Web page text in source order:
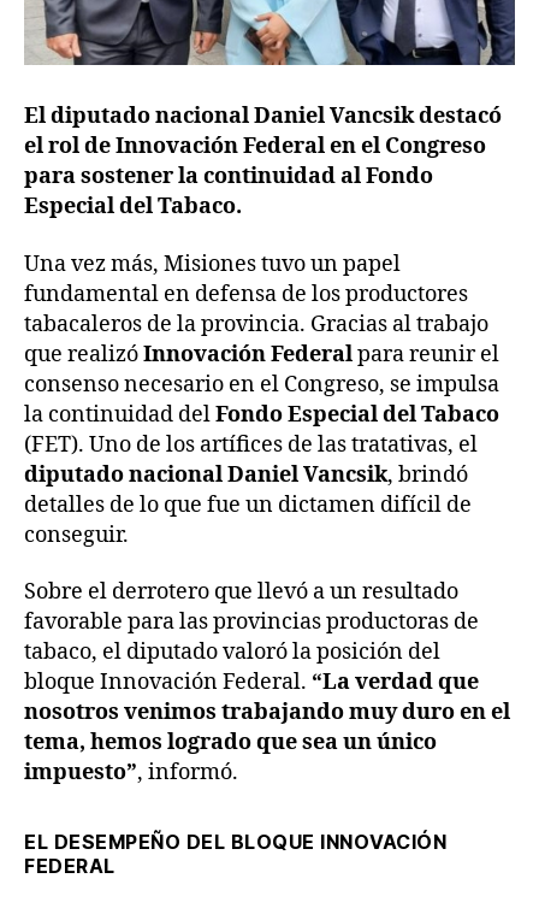
El diputado nacional Daniel Vancsik destacó
el rol de Innovación Federal en el Congreso
para sostener la continuidad al Fondo
Especial del Tabaco.
Una vez más, Misiones tuvo un papel
fundamental en defensa de los productores
tabacaleros de la provincia. Gracias al trabajo
que realizóInnovación Federalpara reunir el
consenso necesario en el Congreso, se impulsa
la continuidad delFondo Especial del Tabaco
(FET). Uno de los artífices de las tratativas, el
diputado nacionalDaniel Vancsik, brindó
detalles de lo que fue un dictamen difícil de
conseguir.
Sobre el derrotero que llevó a un resultado
favorable para las provincias productoras de
tabaco, el diputado valoró la posición del
bloque Innovación Federal. “La verdad que
nosotros venimos trabajando muy duro en el
tema, hemos logrado que sea un único
impuesto”, informó.
EL DESEMPEÑO DEL BLOQUE INNOVACIÓN
FEDERAL